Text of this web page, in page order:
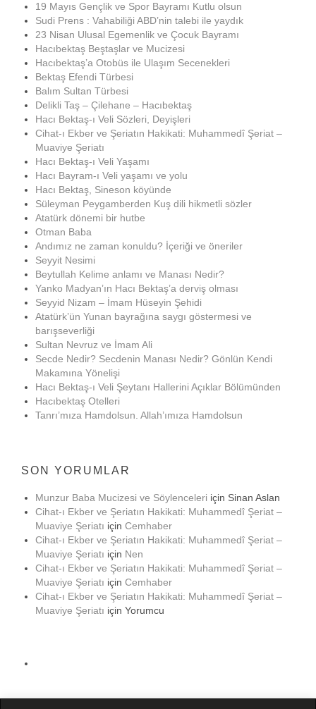
19 Mayıs Gençlik ve Spor Bayramı Kutlu olsun
Sudi Prens : Vahabiliği ABD’nin talebi ile yaydık
23 Nisan Ulusal Egemenlik ve Çocuk Bayramı
Hacıbektaş Beştaşlar ve Mucizesi
Hacıbektaş’a Otobüs ile Ulaşım Secenekleri
Bektaş Efendi Türbesi
Balım Sultan Türbesi
Delikli Taş – Çilehane – Hacıbektaş
Hacı Bektaş-ı Veli Sözleri, Deyişleri
Cihat-ı Ekber ve Şeriatın Hakikati: Muhammedî Şeriat –
Muaviye Şeriatı
Hacı Bektaş-ı Veli Yaşamı
Hacı Bayram-ı Veli yaşamı ve yolu
Hacı Bektaş, Sineson köyünde
Süleyman Peygamberden Kuş dili hikmetli sözler
Atatürk dönemi bir hutbe
Otman Baba
Andımız ne zaman konuldu? İçeriği ve öneriler
Seyyit Nesimi
Beytullah Kelime anlamı ve Manası Nedir?
Yanko Madyan’ın Hacı Bektaş’a derviş olması
Seyyid Nizam – İmam Hüseyin Şehidi
Atatürk’ün Yunan bayrağına saygı göstermesi ve
barışseverliği
Sultan Nevruz ve İmam Ali
Secde Nedir? Secdenin Manası Nedir? Gönlün Kendi
Makamına Yönelişi
Hacı Bektaş-ı Veli Şeytanı Hallerini Açıklar Bölümünden
Hacıbektaş Otelleri
Tanrı’mıza Hamdolsun. Allah’ımıza Hamdolsun
SON YORUMLAR
Munzur Baba Mucizesi ve Söylenceleri için Sinan Aslan
Cihat-ı Ekber ve Şeriatın Hakikati: Muhammedî Şeriat –
Muaviye Şeriatı için Cemhaber
Cihat-ı Ekber ve Şeriatın Hakikati: Muhammedî Şeriat –
Muaviye Şeriatı için Nen
Cihat-ı Ekber ve Şeriatın Hakikati: Muhammedî Şeriat –
Muaviye Şeriatı için Cemhaber
Cihat-ı Ekber ve Şeriatın Hakikati: Muhammedî Şeriat –
Muaviye Şeriatı için Yorumcu